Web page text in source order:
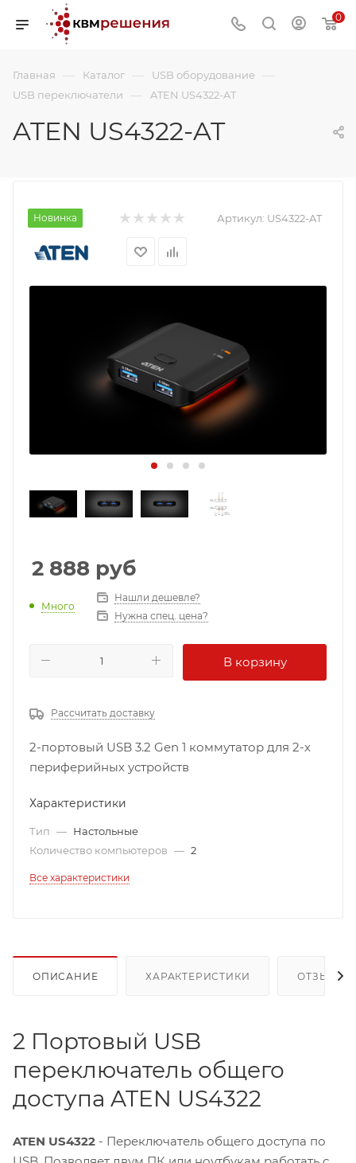
0
Главная — Каталог — USB оборудование —
USB переключатели — ATEN US4322-AT
ATEN US4322-AT
Новинка Артикул: US4322-AT
2 888 руб
Много
Нашли дешевле?
Нужна спец. цена?
В корзину
Рассчитать доставку
2-портовый USB 3.2 Gen 1 коммутатор для 2-х
периферийных устройств
Характеристики
Тип — Настольные
Количество компьютеров — 2
Все характеристики
ОПИСАНИЕ ХАРАКТЕРИСТИКИ ОТЗЫВЫ
2 Портовый USB
переключатель общего
доступа ATEN US4322
ATEN US4322 - Переключатель общего доступа по